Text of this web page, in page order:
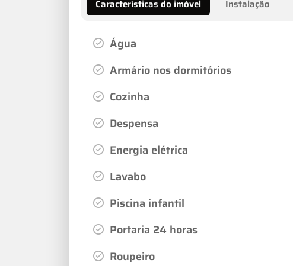
Características do imóvel Instalação
Água
Armário nos dormitórios
Cozinha
Despensa
Energia elétrica
Lavabo
Piscina infantil
Portaria 24 horas
Roupeiro